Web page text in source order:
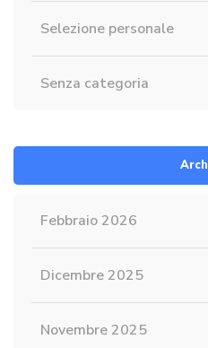
Selezione personale
Senza categoria
Febbraio 2026
Dicembre 2025
Novembre 2025